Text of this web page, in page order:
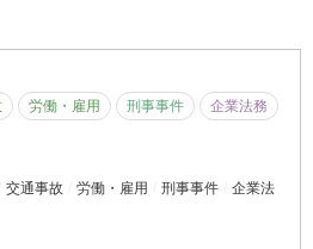
労働・雇用 刑事事件 企業法務
交通事故 労働・雇用 刑事事件
企業法